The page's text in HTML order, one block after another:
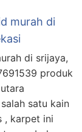
murah di
di srijaya,
produk
satu kain
, karpet ini